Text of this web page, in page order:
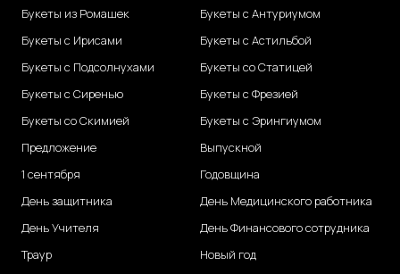
Букеты из Ромашек
Букеты с Ирисами
Букеты с Подсолнухами
Букеты с Сиренью
Букеты со Скимией
Предложение
1 сентября
День защитника
День Учителя
Траур
Букеты с Антуриумом
Букеты с Астильбой
Букеты со Статицей
Букеты с Фрезией
Букеты с Эрингиумом
Выпускной
Годовщина
День Медицинского работника
День Финансового сотрудника
Новый год